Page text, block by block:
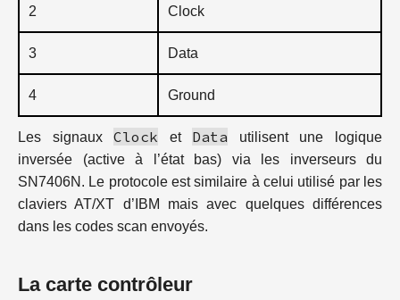
2 Clock
3 Data
4 Ground
Les signauxClock et Data utilisent une logique
inversée (active à l’état bas) via les inverseurs du
SN7406N. Le protocole est similaire à celui utilisé par les
claviers AT/XT d’IBM mais avec quelques différences
dans les codes scan envoyés.
La carte contrôleur